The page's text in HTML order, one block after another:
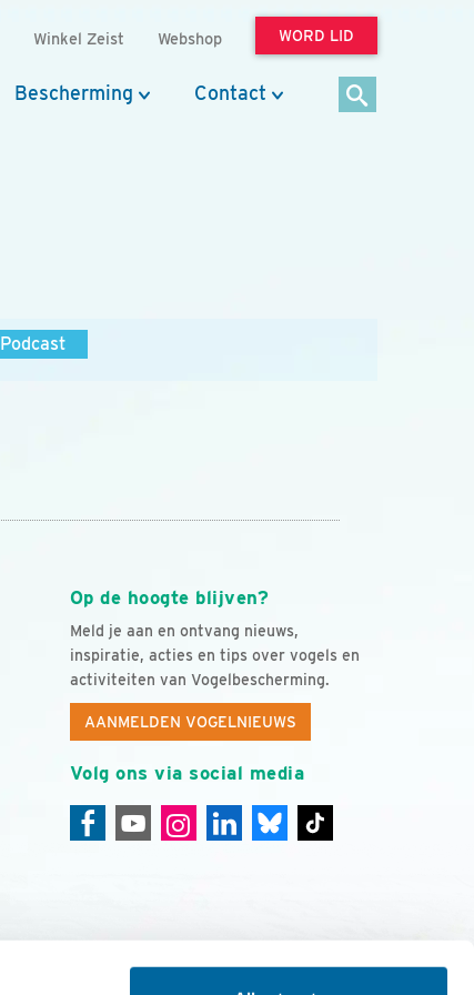
Winkel Zeist Webshop WORD LID
Bescherming Contact
Podcast
Op de hoogte blijven?
Meld je aan en ontvang nieuws,
inspiratie, acties en tips over vogels en
activiteiten van Vogelbescherming.
AANMELDEN VOGELNIEUWS
Volg ons via social media